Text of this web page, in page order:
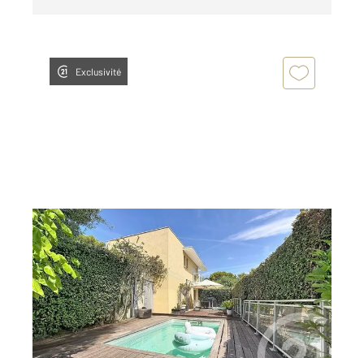
Exclusivité
ANTIBES 06
97,51 m2, 5 pièces
Ref : 35971
Maison à vendre
730 000 €